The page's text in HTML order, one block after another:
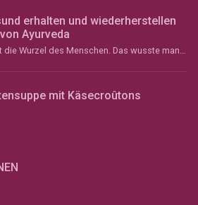
erhalten und wiederherstellen
Ayurveda
mit Käsecroûtons